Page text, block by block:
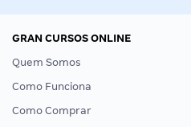
GRAN CURSOS ONLINE
Quem Somos
Como Funciona
Como Comprar